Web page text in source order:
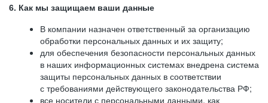
6. Как мы защищаем ваши данные
В компании назначен ответственный за организацию
обработки персональных данных и их защиту;
для обеспечения безопасности персональных данных
в наших информационных системах внедрена система
защиты персональных данных в соответствии
с требованиями действующего законодательства РФ;
все носители с персональными данными, как